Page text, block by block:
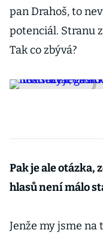
pan Drahoš, to
potenciál. Stranu
Tak co zbývá?
Pak je ale otázka,
hlasů není málo
Jenže my jsme